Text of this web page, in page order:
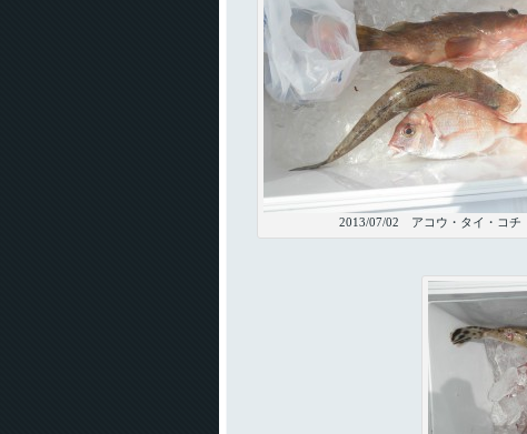
2013/07/02 アコウ・タイ・コチ